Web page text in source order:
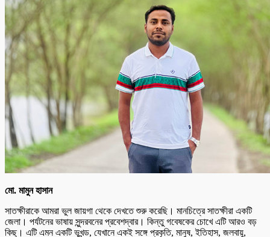
মো. মামুন হাসান
সাতক্ষীরাকে আমরা ভুল জায়গা থেকে দেখতে শুরু করেছি। মানচিত্রে সাতক্ষীরা একটি
জেলা। পর্যটনের ভাষায় সুন্দরবনের প্রবেশদ্বার। কিন্তু গবেষকের চোখে এটি আরও বড়
কিছু। এটি এমন একটি ভূখন্ড, যেখানে একই সঙ্গে প্রকৃতি, মানুষ, ইতিহাস, জলবায়ু,